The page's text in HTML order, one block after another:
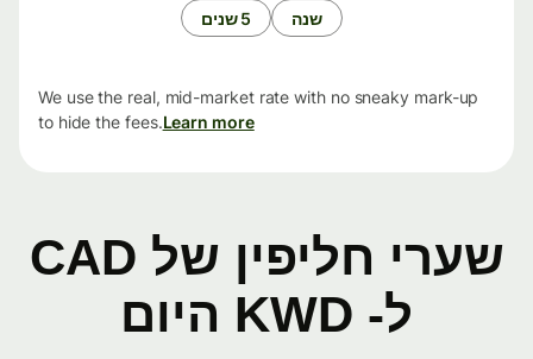
שנה 5 שנים
We use the real, mid-market rate with no sneaky mark-up
to hide the fees.Learn more
שערי חליפין של CAD
ל- KWD היום